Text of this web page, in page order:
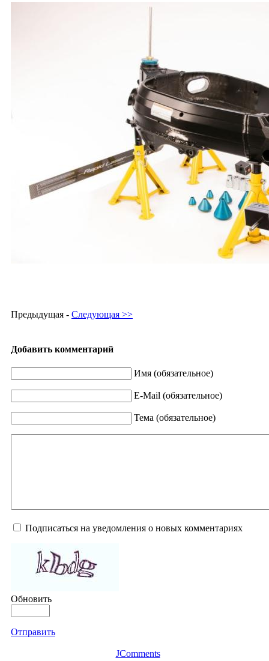
Предыдущая - Следующая >>
Добавить комментарий
Имя (обязательное)
E-Mail (обязательное)
Тема (обязательное)
Подписаться на уведомления о новых комментариях
Обновить
Отправить
JComments